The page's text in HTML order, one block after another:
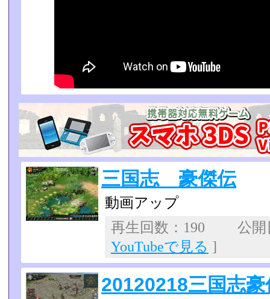
三国志 豪傑伝
動画アップ
再生回数：190 公
YouTubeで見る ]
20120218三国志